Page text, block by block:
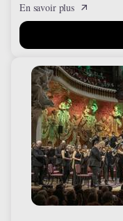
En savoir plus
Festival
valsos
danses